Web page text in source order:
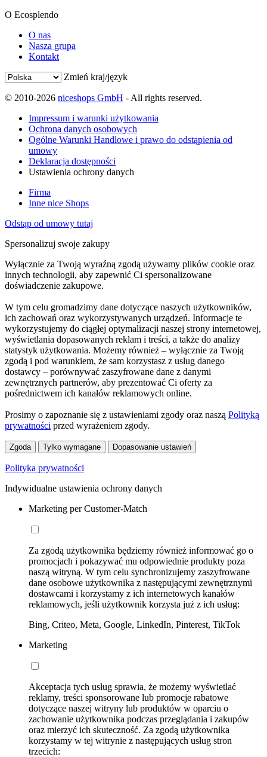
O Ecosplendo
O nas
Nasza grupa
Kontakt
Zmień kraj/język
© 2010-2026 niceshops GmbH - All rights reserved.
Impressum i warunki użytkowania
Ochrona danych osobowych
Ogólne Warunki Handlowe i prawo do odstąpienia od
umowy
Deklaracja dostępności
Ustawienia ochrony danych
Firma
Inne nice Shops
Odstąp od umowy tutaj
Spersonalizuj swoje zakupy
Wyłącznie za Twoją wyraźną zgodą używamy plików cookie oraz
innych technologii, aby zapewnić Ci spersonalizowane
doświadczenie zakupowe.
W tym celu gromadzimy dane dotyczące naszych użytkowników,
ich zachowań oraz wykorzystywanych urządzeń. Informacje te
wykorzystujemy do ciągłej optymalizacji naszej strony internetowej,
wyświetlania dopasowanych reklam i treści, a także do analizy
statystyk użytkowania. Możemy również – wyłącznie za Twoją
zgodą i pod warunkiem, że sam korzystasz z usług danego
dostawcy – porównywać zaszyfrowane dane z danymi
zewnętrznych partnerów, aby prezentować Ci oferty za
pośrednictwem ich kanałów reklamowych online.
Prosimy o zapoznanie się z ustawieniami zgody oraz naszą Polityką
prywatności przed wyrażeniem zgody.
Zgoda Tylko wymagane Dopasowanie ustawień
Polityka prywatności
Indywidualne ustawienia ochrony danych
Marketing per Customer-Match
Za zgodą użytkownika będziemy również informować go o
promocjach i pokazywać mu odpowiednie produkty poza
naszą witryną. W tym celu synchronizujemy zaszyfrowane
dane osobowe użytkownika z następującymi zewnętrznymi
dostawcami i korzystamy z ich internetowych kanałów
reklamowych, jeśli użytkownik korzysta już z ich usług:
Bing, Criteo, Meta, Google, LinkedIn, Pinterest, TikTok
Marketing
Akceptacja tych usług sprawia, że możemy wyświetlać
reklamy, treści sponsorowane lub promocje rabatowe
dotyczące naszej witryny lub produktów w oparciu o
zachowanie użytkownika podczas przeglądania i zakupów
oraz mierzyć ich skuteczność. Za zgodą użytkownika
korzystamy w tej witrynie z następujących usług stron
trzecich: